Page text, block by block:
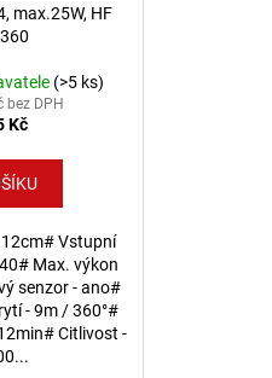
max.25W, HF
(>5 ks)
bez DPH
Kč
12cm# Vstupní
Max. výkon
senzor - ano#
- 9m / 360°#
Citlivost -